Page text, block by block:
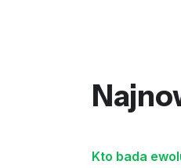
Kto bada